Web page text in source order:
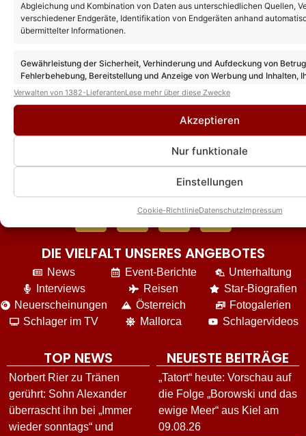
Abgleichung und Kombination von Daten aus unterschiedlichen Quellen,
verschiedener Endgeräte, Identifikation von Endgeräten anhand
übermittelter Informationen.
Gewährleistung der Sicherheit, Verhinderung und Aufdeckung von
Fehlerbehebung, Bereitstellung und Anzeige von Werbung und Inhalten,
Entscheidungen zum Datenschutz speichern und übermitteln.
Verwalten von 1382-LieferantenLese mehr über diese Zwecke
Akzeptieren
Nur funktionale
Einstellungen
Cookie-RichtlinieDatenschutzImpressum
Kaisermania 2026 Setliste: Diese Songs
singt Roland Kaiser bei seinen Dresden-
Tickets und alle Termine der Tour 2026
DIE VIELFALT UNSERES ANGEBOTES
News
Interviews
Neuerscheinungen
Schlager im TV
Event-Berichte
Reisen
Österreich
Mallorca
Unterhaltung
Star-Biografien
Fotogalerien
Schlagervideos
TOP NEWS
Norbert Rier zu Tränen
gerührt: Sohn Alexander
überrascht ihn bei „Immer
wieder sonntags“ und
NEUESTE BEITRÄGE
„Tatort“ heute: Vorschau auf
die Folge „Borowski und das
ewige Meer“ aus Kiel am
09.08.26